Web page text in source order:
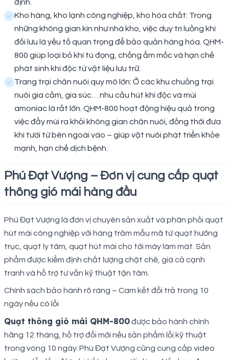
định.
Kho hàng, kho lạnh công nghiệp, kho hóa chất: Trong
những không gian kín như nhà kho, việc duy trì luồng khí
đối lưu là yếu tố quan trọng để bảo quản hàng hóa. QHM-
800 giúp loại bỏ khí tù đọng, chống ẩm mốc và hạn chế
phát sinh khí độc từ vật liệu lưu trữ.
Trang trại chăn nuôi quy mô lớn: Ở các khu chuồng trại
nuôi gia cầm, gia súc… nhu cầu hút khí độc và mùi
amoniac là rất lớn. QHM-800 hoạt động hiệu quả trong
việc đẩy mùi ra khỏi không gian chăn nuôi, đồng thời đưa
khí tươi từ bên ngoài vào – giúp vật nuôi phát triển khỏe
mạnh, hạn chế dịch bệnh.
Phú Đạt Vượng – Đơn vị cung cấp quạt
thông gió mái hàng đầu
Phú Đạt Vượng là đơn vị chuyên sản xuất và phân phối quạt
hút mái công nghiệp với hàng trăm mẫu mã từ quạt hướng
trục, quạt ly tâm, quạt hút mái cho tới máy làm mát. Sản
phẩm được kiểm định chất lượng chặt chẽ, giá cả cạnh
tranh và hỗ trợ tư vấn kỹ thuật tận tâm.
Chính sách bảo hành rõ ràng – Cam kết đổi trả trong 10
ngày nếu có lỗi
Quạt thông gió mái QHM-800được bảo hành chính
hãng 12 tháng, hỗ trợ đổi mới nếu sản phẩm lỗi kỹ thuật
trong vòng 10 ngày. Phú Đạt Vượng cũng cung cấp video